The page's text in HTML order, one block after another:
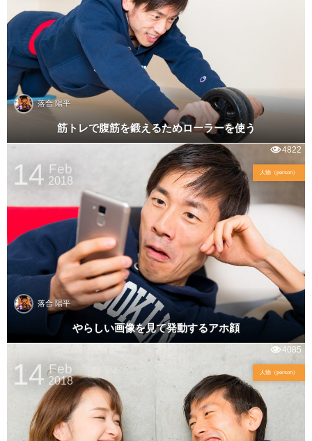
落合 陽平
筋トレで腹筋を鍛えるためローラーを使う
落合 陽平
やらしい画像を見て発動するアホ顔
14 Feb
2018
人物（person）
4822
14 Feb
2018
人物（person）
4085